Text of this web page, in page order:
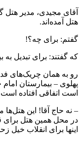
آقای مجیدی، مدیر هتل
هتل آمده‌اند.
گفتم: برای چه؟!
که گفتند: برای تبدیل به
رو به همان چریک‌های
پهلوی – بیمارستان
است اتفاقی افتاده
– نه حاج آقا! این
در محل همین هتل برای
اینها برای انقلاب خیل